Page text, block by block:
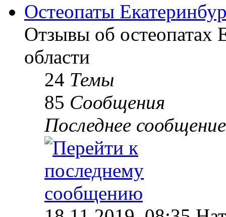
Остеопаты
Отзывы об остеопатах
области
24 Темы
85 Сообщения
Последнее сообщение